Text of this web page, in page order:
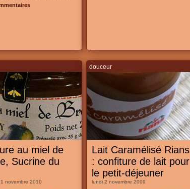
au miel de
Sucrine du
novembre 2010
douceur
Lait Caramélisé Rians
: confiture de lait pour
le petit-déjeuner
lundi 2 novembre 2009